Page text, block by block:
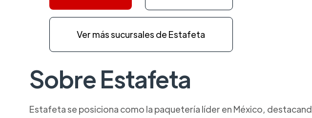
Ver más sucursales de Estafeta
Sobre Estafeta
Estafeta se posiciona como la paquetería líder en México,